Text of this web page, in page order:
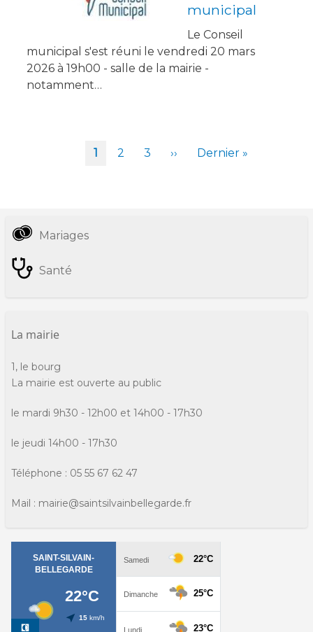
municipal
Le Conseil
municipal s'est réuni le vendredi 20 mars
2026 à 19h00 - salle de la mairie -
notamment…
Page
1 Page
2 Page
3
Page
››
Dernière
Dernier »
Informations
pratiques
Mariages
Santé
La mairie
1, le bourg
La mairie est ouverte au public
le mardi 9h30 - 12h00 et 14h00 - 17h30
le jeudi 14h00 - 17h30
Téléphone : 05 55 67 62 47
Mail : mairie@saintsilvainbellegarde.fr